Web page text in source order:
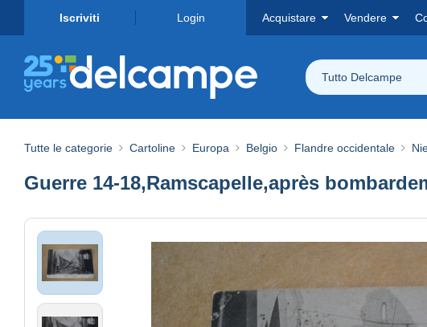
Iscriviti Login Acquistare Vendere
Tutto Delcampe
Tutte le categorie Cartoline Europa Belgio Flandre occidentale
Guerre 14-18,Ramscapelle,après